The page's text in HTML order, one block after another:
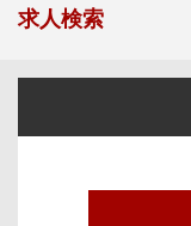
求人検索